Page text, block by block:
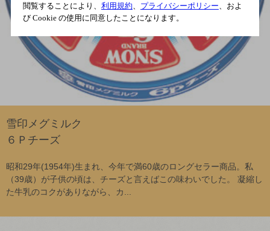
雪印メグミルク
６Ｐチーズ
昭和29年(1954年)生まれ、今年で満60歳のロングセラー商品。私
（39歳）が子供の頃は、チーズと言えばこの味わいでした。 凝縮し
た牛乳のコクがありながら、カ...
閲覧することにより、 利用規約 プライバシーポリシー 、およ
び Cookie の使用に同意したことになります。